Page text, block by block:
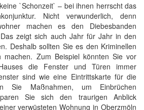
`Schonzeit` – bei ihnen herrscht das
Nicht verwunderlich, denn
machen es den Diebesbanden
zeigt sich auch Jahr für Jahr in den
Deshalb sollten Sie es den Kriminellen
machen. Zum Beispiel könnten Sie vor
die Fenster und Türen immer
sind wie eine Eintrittskarte für die
Sie Maßnahmen, um Einbrüchen
Sie sich den traurigen Anblick
verwüsteten Wohnung in Oberzmöln